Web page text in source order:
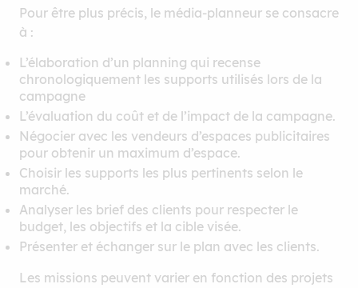
Pour être plus précis, le média-planneur se consacre
à :
L’élaboration d’un planning qui recense
chronologiquement les supports utilisés lors de la
campagne
L’évaluation du coût et de l’impact de la campagne.
Négocier avec les vendeurs d’espaces publicitaires
pour obtenir un maximum d’espace.
Choisir les supports les plus pertinents selon le
marché.
Analyser les brief des clients pour respecter le
budget, les objectifs et la cible visée.
Présenter et échanger sur le plan avec les clients.
Les missions peuvent varier en fonction des projets